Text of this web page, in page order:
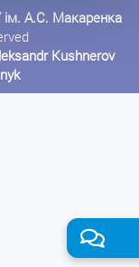
ім. А.С. Макаренка
Kushnerov